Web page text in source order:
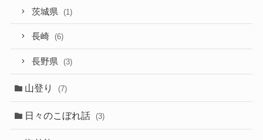
茨城県 (1)
長崎 (6)
長野県 (3)
山登り (7)
日々のこぼれ話 (3)